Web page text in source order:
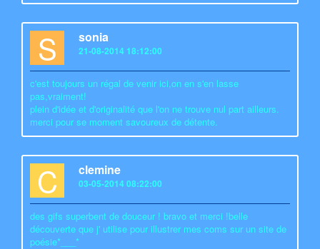
S sonia
21-08-2014 18:12:00
c'est toujours un régal de venir ici,on en s'en lasse
pas,vraiment!
plein d'idée et d'originalité que l'on ne trouve nul part ailleurs.
merci pour se moment savoureux de détente.
C clemine
03-05-2014 08:22:00
des gifs superbent de douceur ! bravo et merci !belle
découverte que j' utilise pour illustrer mes coms sur un site de
poésie*___*